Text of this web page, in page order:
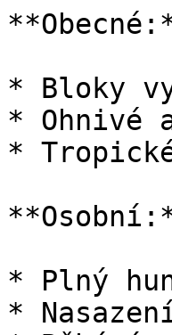
* Bloky
* Ohnivé
*
* Plný
*